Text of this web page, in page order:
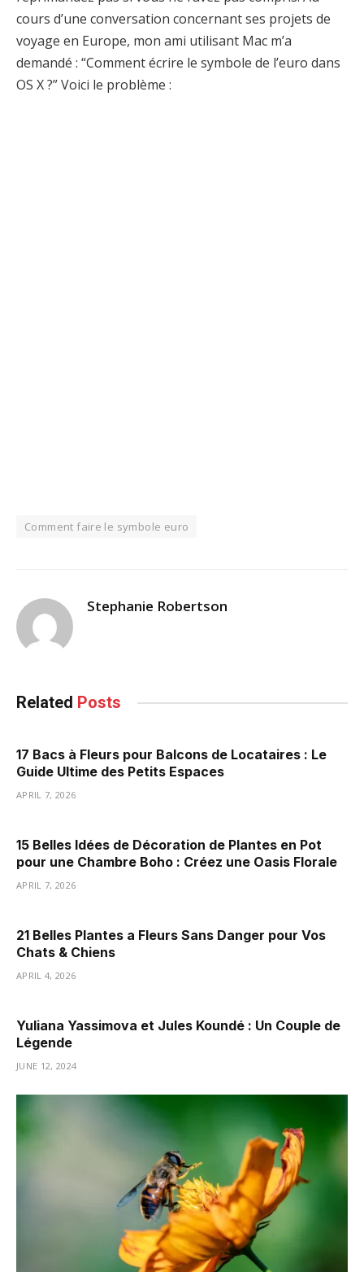
cours d’une conversation concernant ses projets de
voyage en Europe, mon ami utilisant Mac m’a
demandé : “Comment écrire le symbole de l’euro dans
OS X ?” Voici le problème :
Comment faire le symbole euro
Stephanie Robertson
Related Posts
17 Bacs à Fleurs pour Balcons de Locataires : Le
Guide Ultime des Petits Espaces
APRIL 7, 2026
15 Belles Idées de Décoration de Plantes en Pot
pour une Chambre Boho : Créez une Oasis Florale
APRIL 7, 2026
21 Belles Plantes a Fleurs Sans Danger pour Vos
Chats & Chiens
APRIL 4, 2026
Yuliana Yassimova et Jules Koundé : Un Couple de
Légende
JUNE 12, 2024